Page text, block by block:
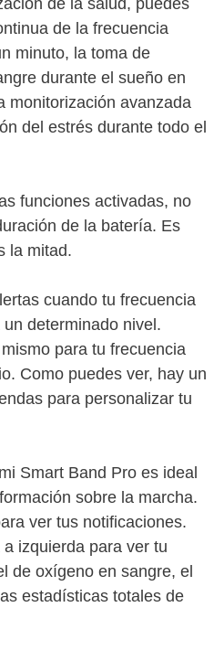
de la frecuencia
minuto, la toma de
durante el sueño en
monitorización avanzada
del estrés durante todo el
funciones activadas, no
de la batería. Es
la mitad.
cuando tu frecuencia
determinado nivel.
para tu frecuencia
Como puedes ver, hay un
para personalizar tu
Smart Band Pro es ideal
sobre la marcha.
ver tus notificaciones.
izquierda para ver tu
de oxígeno en sangre, el
estadísticas totales de